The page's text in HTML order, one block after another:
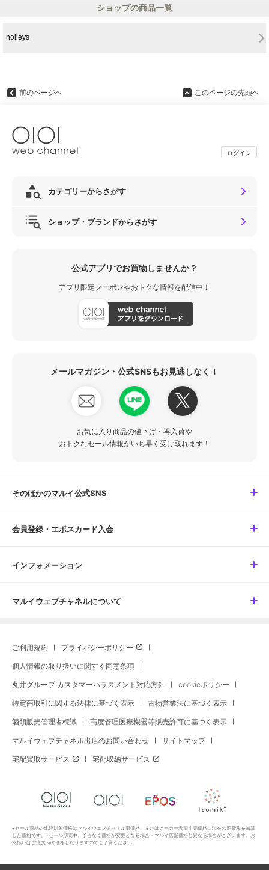
ショップの商品一覧
nolleys
前のページへ このページの先頭へ
ログイン
カテゴリーからさがす
ショップ・ブランドからさがす
公式アプリでお買物しませんか？
アプリ限定クーポンやおトクな情報を配信中！
メールマガジン・公式SNSもお見逃しなく！
お気に入り商品の値下げ・再入荷や
おトクなセール情報がいち早く受け取れます！
そのほかのマルイ公式SNS
会員登録・エポスカード入会
インフォメーション
マルイウェブチャネルについて
ご利用規約 プライバシーポリシー
個人情報の取り扱いに関する同意条項
丸井グループ カスタマーハラスメント対応方針 cookieポリシー
特定商取引に関する法律に基づく表示 古物営業法に基づく表示
酒類販売管理者標識 高度管理医療機器等販売許可に基づく表示
マルイウェブチャネル出店のお問い合わせ サイトマップ
宅配買取サービス 宅配収納サービス
※セール商品の比較対象価格はマルイウェブチャネル旧価格、またはメーカー希望小売価格に現在の消費税を加算
した価格です。※セール期間中、予告なく価格が変更となる場合・マルイ店舗価格と異なる場合がございます。お
支払いはご注文時の価格となりますのでご了承ください。